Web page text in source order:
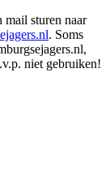
mail sturen naar
. Soms
niet gebruiken!